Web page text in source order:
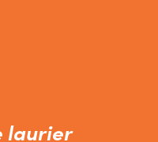
laurier